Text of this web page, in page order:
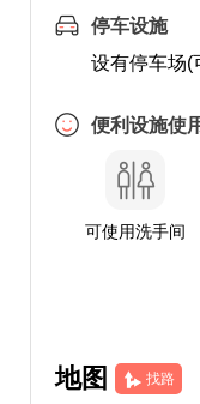
停车设施
设有停车场(
便利设施使
可使用洗手间
地图 找路